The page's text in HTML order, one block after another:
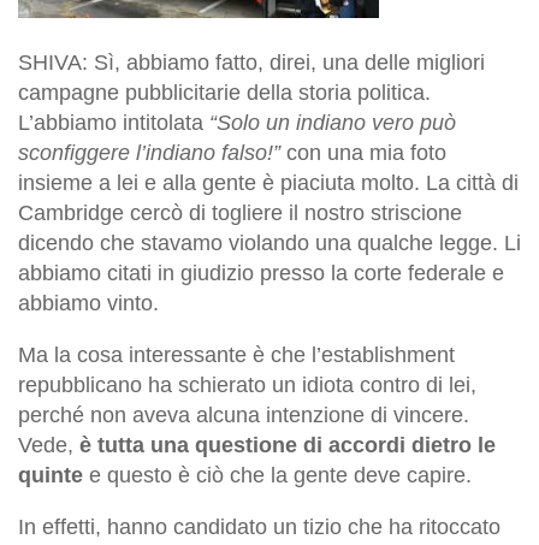
SHIVA: Sì, abbiamo fatto, direi, una delle migliori
campagne pubblicitarie della storia politica.
L’abbiamo intitolata “Solo un indiano vero può
sconfiggere l’indiano falso!”con una mia foto
insieme a lei e alla gente è piaciuta molto. La città di
Cambridge cercò di togliere il nostro striscione
dicendo che stavamo violando una qualche legge. Li
abbiamo citati in giudizio presso la corte federale e
abbiamo vinto.
Ma la cosa interessante è che l’establishment
repubblicano ha schierato un idiota contro di lei,
perché non aveva alcuna intenzione di vincere.
Vede, è tutta una questione di accordi dietro le
quinte e questo è ciò che la gente deve capire.
In effetti, hanno candidato un tizio che ha ritoccato